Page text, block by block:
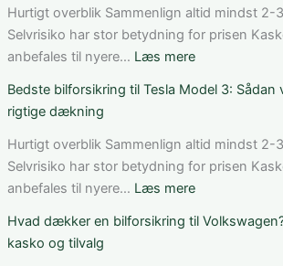
du
pris,
dækning
vilkår
bilforsikring
til
Mercedes
Klasse:
pris
og
valg
den
Hurtigt overblik Sammenlign altid mindst 2-
Selvrisiko har stor betydning for prisen
anbefales til nyere… Læs mere:
får
rabat
på
bilforsikring
ung
Bedste bilforsikring til Tesla Model 3:
rigtige dækning
Hurtigt overblik Sammenlign altid mindst 2-
Selvrisiko har stor betydning for prisen
anbefales til nyere… Læs mere:
bilforsikring
Hvad dækker en bilforsikring til
kasko og tilvalg